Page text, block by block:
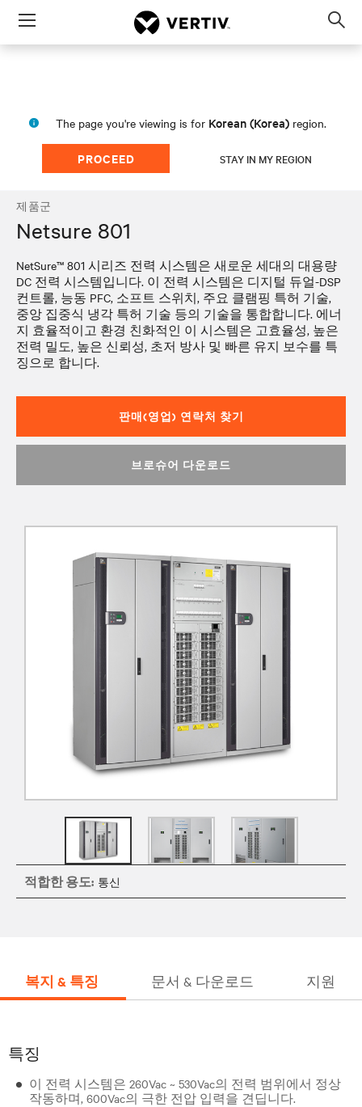
Menu
The page you're viewing is for Korean (Korea) region.
PROCEED STAY IN MY REGION
제품군
Netsure 801
NetSure™ 801 시리즈 전력 시스템은 새로운 세대의 대용량
DC 전력 시스템입니다. 이 전력 시스템은 디지털 듀얼-DSP
컨트롤, 능동 PFC, 소프트 스위치, 주요 클램핑 특허 기술,
중앙 집중식 냉각 특허 기술 등의 기술을 통합합니다. 에너
지 효율적이고 환경 친화적인 이 시스템은 고효율성, 높은
전력 밀도, 높은 신뢰성, 초저 방사 및 빠른 유지 보수를 특
징으로 합니다.
판매(영업) 연락처 찾기
브로슈어 다운로드
적합한 용도: 통신
복지 & 특징 문서 & 다운로드 지원
특징
이 전력 시스템은 260Vac ~ 530Vac의 전력 범위에서 정상
작동하며, 600Vac의 극한 전압 입력을 견딥니다.